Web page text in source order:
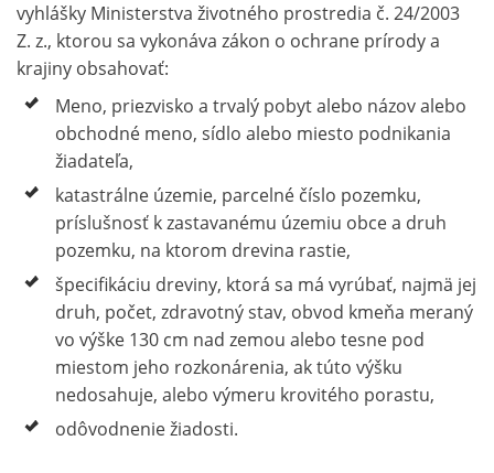
vyhlášky Ministerstva životného prostredia č. 24/2003
Z. z., ktorou sa vykonáva zákon o ochrane prírody a
krajiny obsahovať:
Meno, priezvisko a trvalý pobyt alebo názov alebo
obchodné meno, sídlo alebo miesto podnikania
žiadateľa,
katastrálne územie, parcelné číslo pozemku,
príslušnosť k zastavanému územiu obce a druh
pozemku, na ktorom drevina rastie,
špecifikáciu dreviny, ktorá sa má vyrúbať, najmä jej
druh, počet, zdravotný stav, obvod kmeňa meraný
vo výške 130 cm nad zemou alebo tesne pod
miestom jeho rozkonárenia, ak túto výšku
nedosahuje, alebo výmeru krovitého porastu,
odôvodnenie žiadosti.